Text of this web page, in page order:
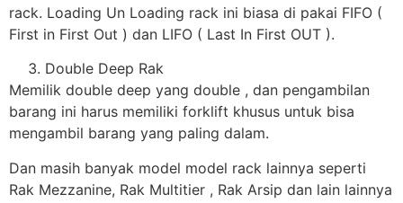
rack. Loading Un Loading rack ini biasa di pakai FIFO (
First in First Out ) dan LIFO ( Last In First OUT ).
Double Deep Rak
Memilik double deep yang double , dan pengambilan
barang ini harus memiliki forklift khusus untuk bisa
mengambil barang yang paling dalam.
Dan masih banyak model model rack lainnya seperti
Rak Mezzanine, Rak Multitier , Rak Arsip dan lain lainnya